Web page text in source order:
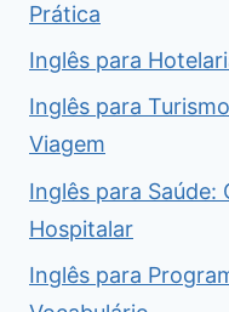
Prática
Inglês para
Inglês para
Viagem
Inglês para Saúde:
Hospitalar
Inglês para